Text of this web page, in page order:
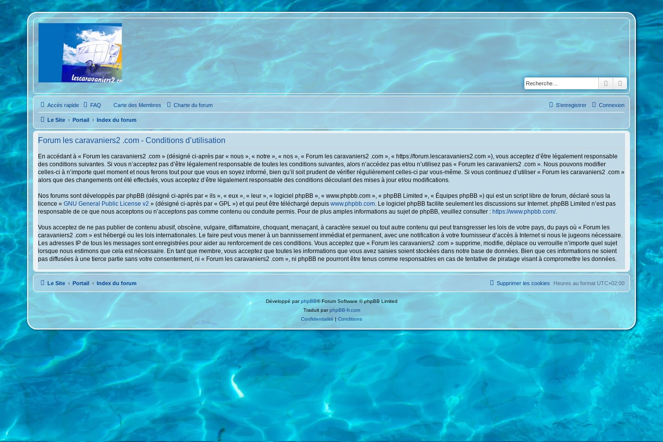
Rechercher
Accès rapide FAQ Carte des Membres Charte du forum Connexion
S’enregistrer
Le Site Portail Index du forum
Forum les caravaniers2 .com - Conditions d’utilisation
En accédant à « Forum les caravaniers2 .com » (désigné ci-après par « nous », « notre », « nos », « Forum les caravaniers2 .com », « https://forum.lescaravaniers2.com »), vous acceptez d’être légalement responsable
des conditions suivantes. Si vous n’acceptez pas d’être légalement responsable de toutes les conditions suivantes, alors n’accédez pas et/ou n’utilisez pas « Forum les caravaniers2 .com ». Nous pouvons modifier
celles-ci à n’importe quel moment et nous ferons tout pour que vous en soyez informé, bien qu’il soit prudent de vérifier régulièrement celles-ci par vous-même. Si vous continuez d’utiliser « Forum les caravaniers2 .com »
alors que des changements ont été effectués, vous acceptez d’être légalement responsable des conditions découlant des mises à jour et/ou modifications.
Nos forums sont développés par phpBB (désigné ci-après par « ils », « eux », « leur », « logiciel phpBB », « www.phpbb.com », « phpBB Limited », « Équipes phpBB ») qui est un script libre de forum, déclaré sous la
licence «GNU General Public License v2 » (désigné ci-après par « GPL ») et qui peut être téléchargé depuiswww.phpbb.com. Le logiciel phpBB facilite seulement les discussions sur Internet. phpBB Limited n’est pas
responsable de ce que nous acceptons ou n’acceptons pas comme contenu ou conduite permis. Pour de plus amples informations au sujet de phpBB, veuillez consulter : https://www.phpbb.com/.
Vous acceptez de ne pas publier de contenu abusif, obscène, vulgaire, diffamatoire, choquant, menaçant, à caractère sexuel ou tout autre contenu qui peut transgresser les lois de votre pays, du pays où « Forum les
caravaniers2 .com » est hébergé ou les lois internationales. Le faire peut vous mener à un bannissement immédiat et permanent, avec une notification à votre fournisseur d’accès à Internet si nous le jugeons nécessaire.
Les adresses IP de tous les messages sont enregistrées pour aider au renforcement de ces conditions. Vous acceptez que « Forum les caravaniers2 .com » supprime, modifie, déplace ou verrouille n’importe quel sujet
lorsque nous estimons que cela est nécessaire. En tant que membre, vous acceptez que toutes les informations que vous avez saisies soient stockées dans notre base de données. Bien que ces informations ne soient
pas diffusées à une tierce partie sans votre consentement, ni « Forum les caravaniers2 .com », ni phpBB ne pourront être tenus comme responsables en cas de tentative de piratage visant à compromettre les données.
Le Site Portail Index du forum Heures au format UTC+02:00
Supprimer les cookies
Développé parphpBB® Forum Software © phpBB Limited
Traduit parphpBB-fr.com
Confidentialité | Conditions